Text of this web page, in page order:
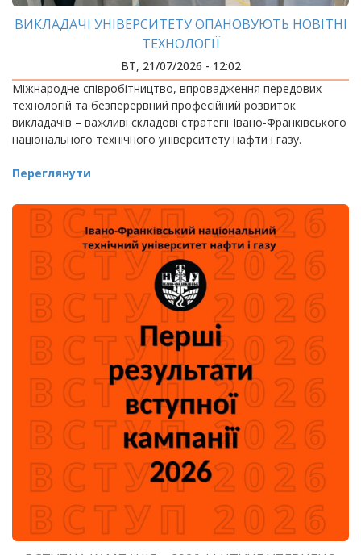
ВИКЛАДАЧІ УНІВЕРСИТЕТУ ОПАНОВУЮТЬ НОВІТНІ
ТЕХНОЛОГІЇ
ВТ, 21/07/2026 - 12:02
Міжнародне співробітництво, впровадження передових
технологій та безперервний професійний розвиток
викладачів – важливі складові стратегії Івано-Франківського
національного технічного університету нафти і газу.
Переглянути